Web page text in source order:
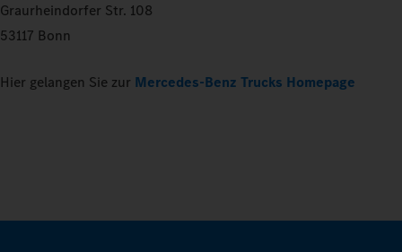
Graurheindorfer Str. 108
53117 Bonn
Hier gelangen Sie zur Mercedes-Benz Trucks Homepage